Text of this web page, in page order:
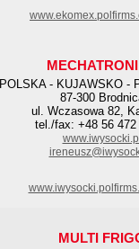
POLSKA - KUJAWSKO -
87-300
ul. Wczasowa 82,
tel./fax: +48 56 472
MULTI